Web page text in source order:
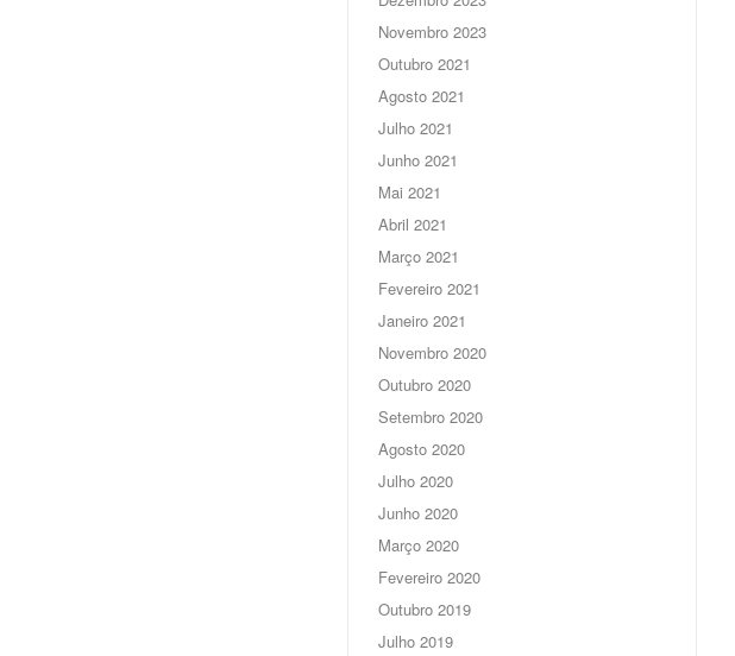
Novembro 2023
Outubro 2021
Agosto 2021
Julho 2021
Junho 2021
Mai 2021
Abril 2021
Março 2021
Fevereiro 2021
Janeiro 2021
Novembro 2020
Outubro 2020
Setembro 2020
Agosto 2020
Julho 2020
Junho 2020
Março 2020
Fevereiro 2020
Outubro 2019
Julho 2019